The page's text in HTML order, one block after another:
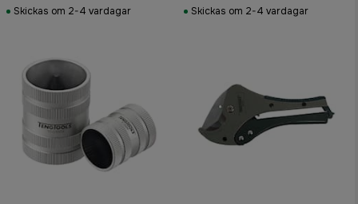
Skickas om 2-4 vardagar
Skickas om 2-4 vardagar